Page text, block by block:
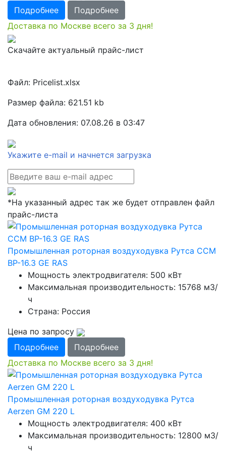
Подробнее
Подробнее
Доставка по Москве всего за 3 дня!
Скачайте актуальный прайс-лист
Файл: Pricelist.xlsx
Размер файла: 621.51 kb
Дата обновления: 07.08.26 в 03:47
Укажите e-mail и начнется загрузка
*На указанный адрес так же будет отправлен файл
прайс-листа
Промышленная роторная воздуходувка Рутса CCМ
ВР-16.3 GE RAS
Мощность электродвигателя: 500 кВт
Максимальная производительность: 15768 м3/
ч
Страна: Россия
Цена по запросу
Подробнее
Подробнее
Доставка по Москве всего за 3 дня!
Промышленная роторная воздуходувка Рутса
Aerzen GM 220 L
Мощность электродвигателя: 400 кВт
Максимальная производительность: 12800 м3/
ч